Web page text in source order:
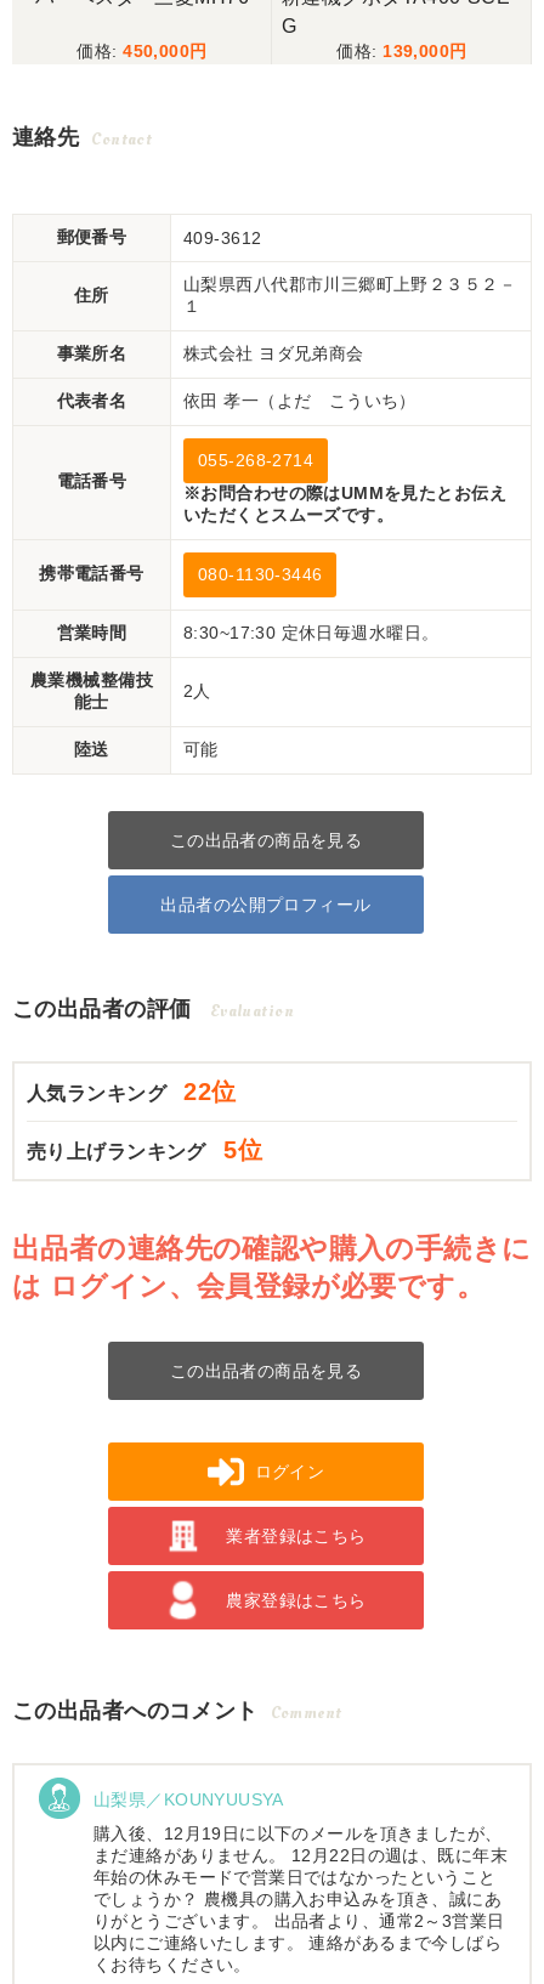
450,000
G
139,000
連絡先 Contact
郵便番号 409-3612
住所
山梨県西八代郡市川三郷町上野２３５２－
１
事業所名 株式会社 ヨダ兄弟商会
代表者名 依田 孝一（よだ こういち）
電話番号
055-268-2714
※お問合わせの際はUMMを見たとお伝え
いただくとスムーズです。
携帯電話番号 080-1130-3446
営業時間 8:30~17:30 定休日毎週水曜日。
農業機械整備技
能士
2人
陸送 可能
この出品者の商品を見る
出品者の公開プロフィール
この出品者の評価 Evaluation
人気ランキング 22位
売り上げランキング 5位
出品者の連絡先の確認や購入の手続きに
は ログイン、会員登録が必要です。
この出品者の商品を見る
ログイン
業者登録はこちら
農家登録はこちら
この出品者へのコメント Comment
山梨県／KOUNYUUSYA
購入後、12月19日に以下のメールを頂きましたが、
まだ連絡がありません。 12月22日の週は、既に年末
年始の休みモードで営業日ではなかったということ
でしょうか？ 農機具の購入お申込みを頂き、誠にあ
りがとうございます。 出品者より、通常2～3営業日
以内にご連絡いたします。 連絡があるまで今しばら
くお待ちください。